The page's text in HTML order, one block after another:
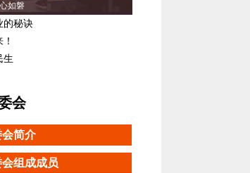
如磐
的秘诀
生
会
简介
组成成员